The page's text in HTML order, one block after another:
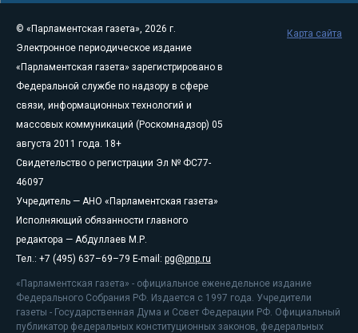
© «Парламентская газета», 2026 г.
Электронное периодическое издание
«Парламентская газета» зарегистрировано в
Федеральной службе по надзору в сфере
связи, информационных технологий и
массовых коммуникаций (Роскомнадзор) 05
августа 2011 года. 18+
Свидетельство о регистрации Эл № ФС77-
46097
Учредитель — АНО «Парламентская газета»
Исполняющий обязанности главного
редактора — Абдуллаев М.Р.
Тел.: +7 (495) 637–69–79 E-mail: pg@pnp.ru
«Парламентская газета» - официальное еженедельное издание
Федерального Собрания РФ. Издается с 1997 года. Учредители
газеты - Государственная Дума и Совет Федерации РФ. Официальный
публикатор федеральных конституционных законов, федеральных
Карта сайта